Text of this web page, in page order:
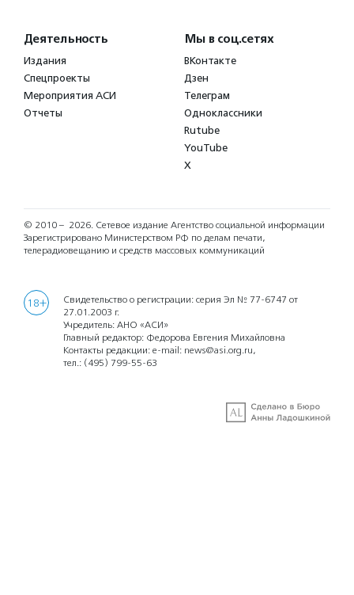
Деятельность
Издания
Спецпроекты
Мероприятия АСИ
Отчеты
Мы в соц.сетях
ВКонтакте
Дзен
Телеграм
Одноклассники
Rutube
YouTube
X
© 2010 – 2026. Сетевое издание Агентство социальной информации
Зарегистрировано Министерством РФ по делам печати,
телерадиовещанию и средств массовых коммуникаций
18+
Свидетельство о регистрации: серия Эл № 77-6747 от
27.01.2003 г.
Учредитель: АНО «АСИ»
Главный редактор: Федорова Евгения Михайловна
Контакты редакции: e-mail: news@asi.org.ru,
тел.: (495) 799-55-63